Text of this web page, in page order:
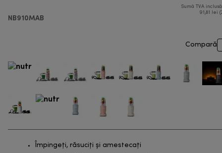
NB910MAB
Sumă TVA
91,81 lei
Compară
Împingeți, răsuciți și amestecați